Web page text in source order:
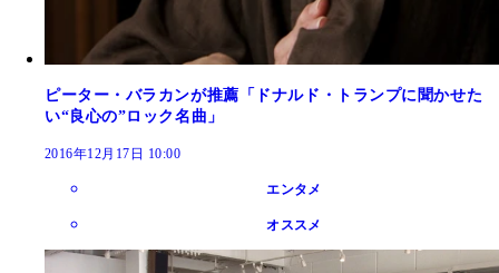
ピーター・バラカンが推薦「ドナルド・トランプに聞かせた
い“良心の”ロック名曲」
2016年12月17日 10:00
エンタメ
オススメ